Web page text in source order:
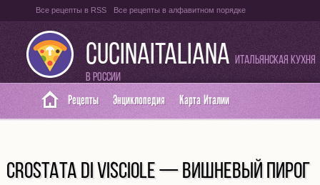
Все рецепты в RSS Все рецепты в алфавитном порядке
Оглавление на итальянском языке Карта сайта
CUCINAITALIANA Итальянская кухня
в России
Рецепты Энциклопедия Карта Италии
CROSTATA DI VISCIOLE — ВИШНЕВЫЙ ПИРОГ